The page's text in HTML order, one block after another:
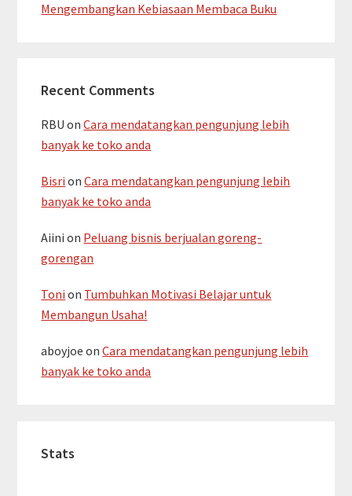
Mengembangkan Kebiasaan Membaca Buku
Recent Comments
RBU onCara mendatangkan pengunjung lebih
banyak ke toko anda
Bisri onCara mendatangkan pengunjung lebih
banyak ke toko anda
Aiini on Peluang bisnis berjualan goreng-
gorengan
Toni on Tumbuhkan Motivasi Belajar untuk
Membangun Usaha!
aboyjoe onCara mendatangkan pengunjung lebih
banyak ke toko anda
Stats